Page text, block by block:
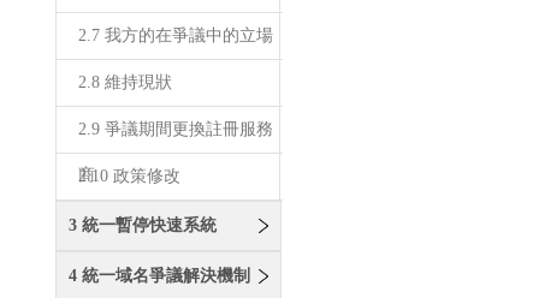
2.7 我方的在爭議中的立場
2.8 維持現狀
2.9 爭議期間更換註冊服務
商
2.10 政策修改
3 統一暫停快速系統
4 統一域名爭議解決機制